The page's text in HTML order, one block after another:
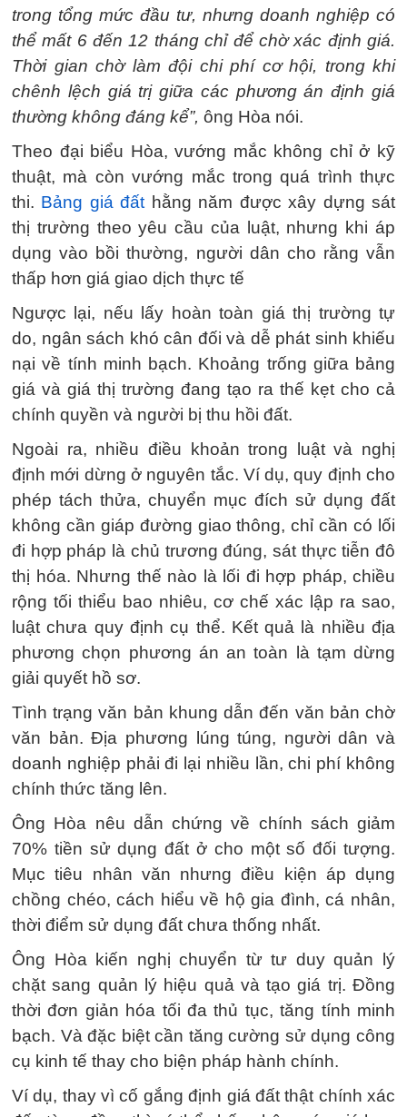
trong tổng mức đầu tư, nhưng doanh nghiệp có
thể mất 6 đến 12 tháng chỉ để chờ xác định giá.
Thời gian chờ làm đội chi phí cơ hội, trong khi
chênh lệch giá trị giữa các phương án định giá
thường không đáng kể”, ông Hòa nói.
Theo đại biểu Hòa, vướng mắc không chỉ ở kỹ
thuật, mà còn vướng mắc trong quá trình thực
thi. Bảng giá đất hằng năm được xây dựng sát
thị trường theo yêu cầu của luật, nhưng khi áp
dụng vào bồi thường, người dân cho rằng vẫn
thấp hơn giá giao dịch thực tế
Ngược lại, nếu lấy hoàn toàn giá thị trường tự
do, ngân sách khó cân đối và dễ phát sinh khiếu
nại về tính minh bạch. Khoảng trống giữa bảng
giá và giá thị trường đang tạo ra thế kẹt cho cả
chính quyền và người bị thu hồi đất.
Ngoài ra, nhiều điều khoản trong luật và nghị
định mới dừng ở nguyên tắc. Ví dụ, quy định cho
phép tách thửa, chuyển mục đích sử dụng đất
không cần giáp đường giao thông, chỉ cần có lối
đi hợp pháp là chủ trương đúng, sát thực tiễn đô
thị hóa. Nhưng thế nào là lối đi hợp pháp, chiều
rộng tối thiểu bao nhiêu, cơ chế xác lập ra sao,
luật chưa quy định cụ thể. Kết quả là nhiều địa
phương chọn phương án an toàn là tạm dừng
giải quyết hồ sơ.
Tình trạng văn bản khung dẫn đến văn bản chờ
văn bản. Địa phương lúng túng, người dân và
doanh nghiệp phải đi lại nhiều lần, chi phí không
chính thức tăng lên.
Ông Hòa nêu dẫn chứng về chính sách giảm
70% tiền sử dụng đất ở cho một số đối tượng.
Mục tiêu nhân văn nhưng điều kiện áp dụng
chồng chéo, cách hiểu về hộ gia đình, cá nhân,
thời điểm sử dụng đất chưa thống nhất.
Ông Hòa kiến nghị chuyển từ tư duy quản lý
chặt sang quản lý hiệu quả và tạo giá trị. Đồng
thời đơn giản hóa tối đa thủ tục, tăng tính minh
bạch. Và đặc biệt cần tăng cường sử dụng công
cụ kinh tế thay cho biện pháp hành chính.
Ví dụ, thay vì cố gắng định giá đất thật chính xác